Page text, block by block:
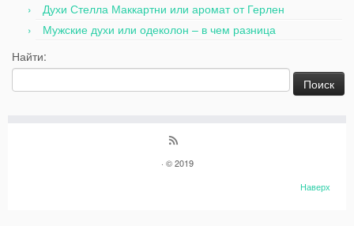
Духи Стелла Маккартни или аромат от Герлен
Мужские духи или одеколон – в чем разница
Найти:
· © 2019
Наверх